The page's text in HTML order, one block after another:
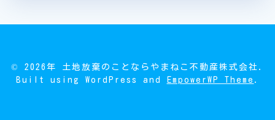
© 2026年 土地放棄のことならやまねこ不動産株式会社.
Built using WordPress and
EmpowerWP Theme .